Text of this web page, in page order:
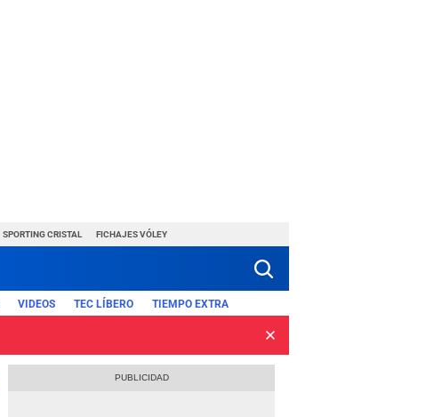
SPORTING CRISTAL FICHAJES VÓLEY
VIDEOS TEC LÍBERO TIEMPO EXTRA